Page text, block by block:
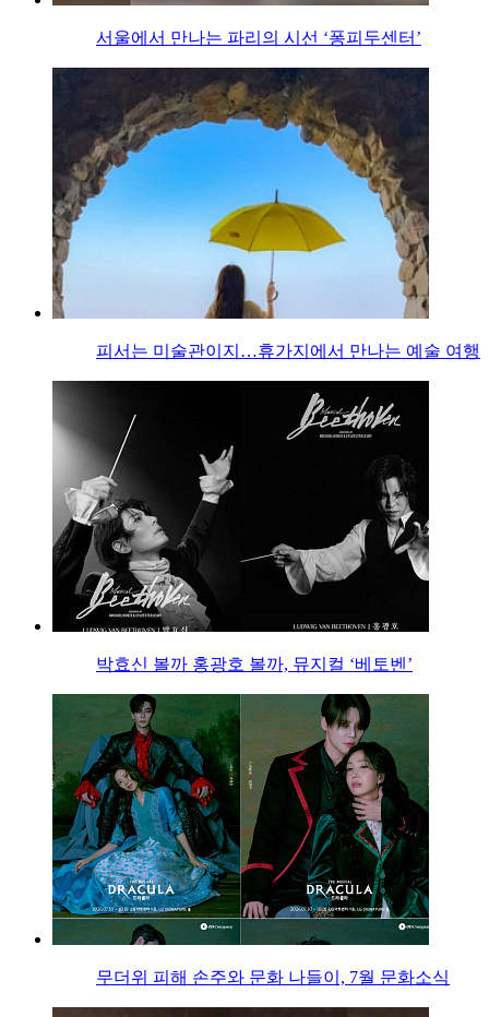
서울에서 만나는 파리의 시선 ‘퐁피두센터’
피서는 미술관이지…휴가지에서 만나는 예술 여행
박효신 볼까 홍광호 볼까, 뮤지컬 ‘베토벤’
무더위 피해 손주와 문화 나들이, 7월 문화소식